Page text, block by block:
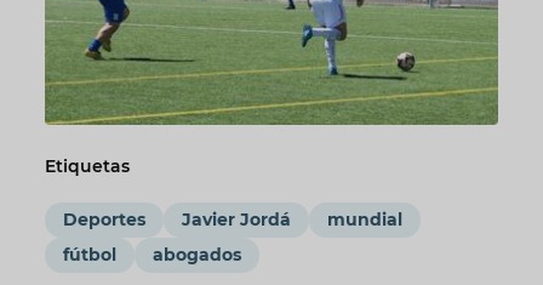
Etiquetas
Deportes Javier Jordá
mundial
fútbol
abogados